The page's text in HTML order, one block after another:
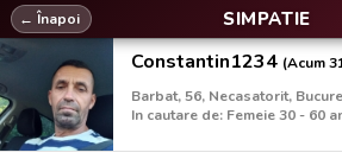
SIMPATIE
← Înapoi
Constantin1234 (Acum
Barbat, 56, Necasatorit,
In cautare de: Femeie 30 - 60